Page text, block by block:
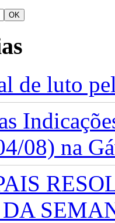
de luto
08) na